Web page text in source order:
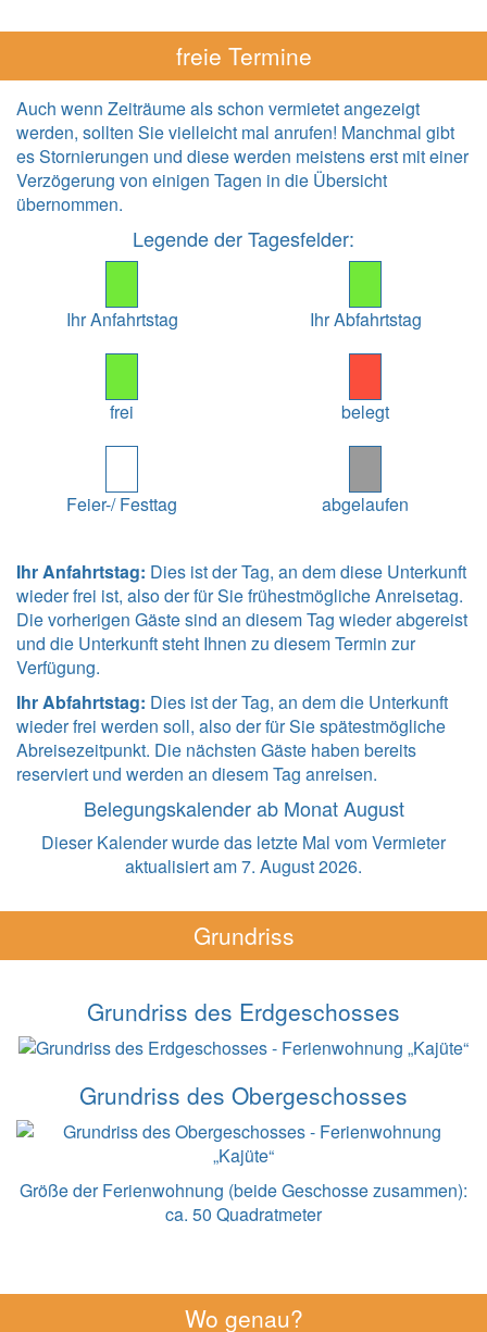
freie Termine
Auch wenn Zeiträume als schon vermietet angezeigt
werden, sollten Sie vielleicht mal anrufen! Manchmal gibt
es Stornierungen und diese werden meistens erst mit einer
Verzögerung von einigen Tagen in die Übersicht
übernommen.
Legende der Tagesfelder:
Ihr Anfahrtstag Ihr Abfahrtstag
frei belegt
Feier-/ Festtag abgelaufen
Ihr Anfahrtstag: Dies ist der Tag, an dem diese Unterkunft
wieder frei ist, also der für Sie frühestmögliche Anreisetag.
Die vorherigen Gäste sind an diesem Tag wieder abgereist
und die Unterkunft steht Ihnen zu diesem Termin zur
Verfügung.
Ihr Abfahrtstag: Dies ist der Tag, an dem die Unterkunft
wieder frei werden soll, also der für Sie spätestmögliche
Abreisezeitpunkt. Die nächsten Gäste haben bereits
reserviert und werden an diesem Tag anreisen.
Belegungskalender ab Monat August
Dieser Kalender wurde das letzte Mal vom Vermieter
aktualisiert am 7. August 2026.
Grundriss
Grundriss des Erdgeschosses
Grundriss des Obergeschosses
Größe der Ferienwohnung (beide Geschosse zusammen):
ca. 50 Quadratmeter
Wo genau?